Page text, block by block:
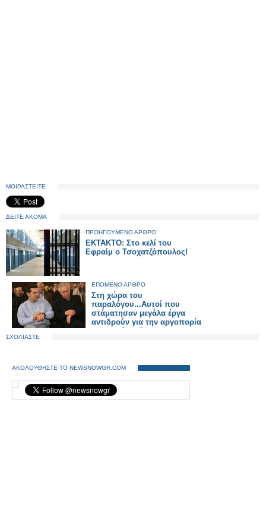
ΜΟΙΡΑΣΤΕΙΤΕ
ΔΕΙΤΕ ΑΚΟΜΑ
ΠΡΟΗΓΟΥΜΕΝΟ ΑΡΘΡΟ
ΕΚΤΑΚΤΟ: Στο κελί του
Εφραίμ ο Τσοχατζόπουλος!
ΕΠΟΜΕΝΟ ΑΡΘΡΟ
Στη χώρα του
παραλόγου...Αυτοί που
στάματησαν μεγάλα έργα
αντιδρούν για την αργοπορία
στην ανάπτυξη
ΣΧΟΛΙΑΣΤΕ
ΑΚΟΛΟΥΘΗΣΤΕ ΤΟ NEWSNOWGR.COM